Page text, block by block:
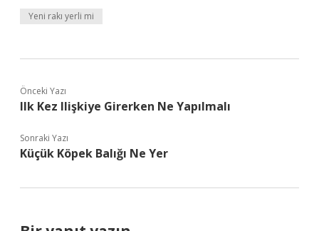
Yeni rakı yerli mi
Önceki Yazı
Ilk Kez Ilişkiye Girerken Ne Yapılmalı
Sonraki Yazı
Küçük Köpek Balığı Ne Yer